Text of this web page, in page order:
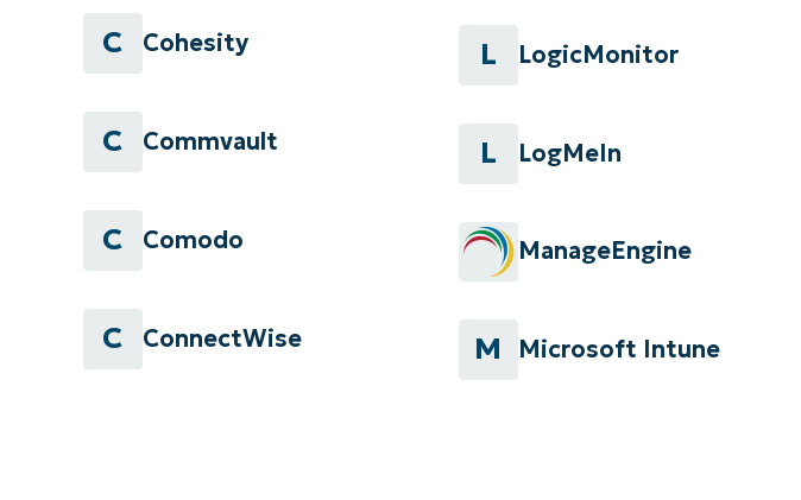
C Cohesity
C Commvault
C Comodo
C ConnectWise
L LogicMonitor
L LogMeIn
ManageEngine
M Microsoft Intune